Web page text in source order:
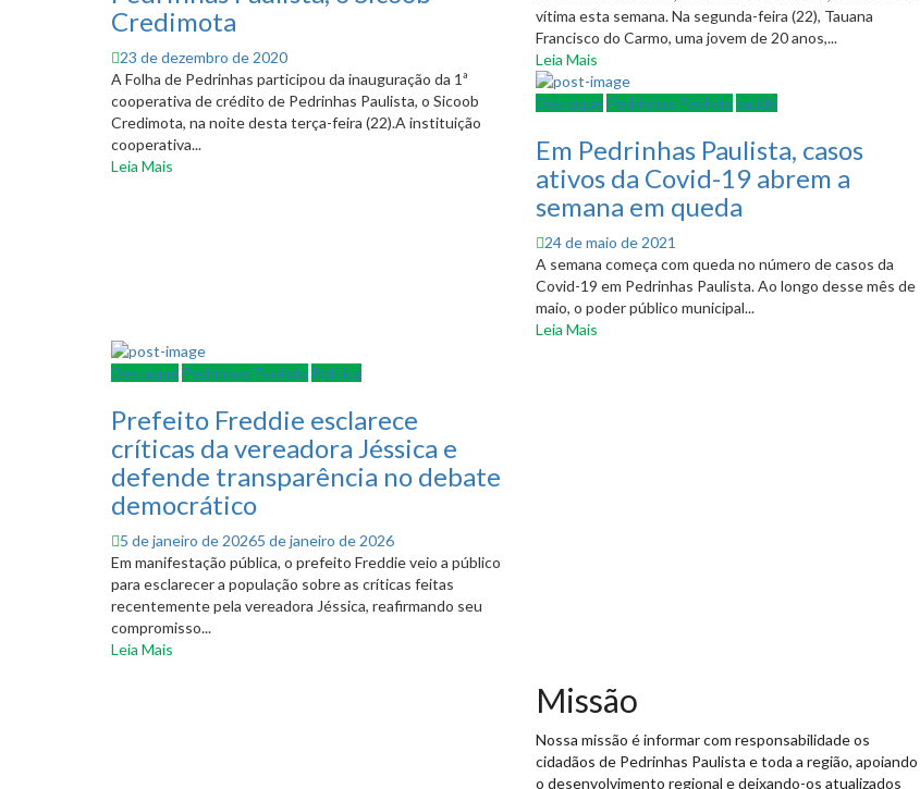
Credimota
Posted
on
23 de dezembro de 2020
A Folha de Pedrinhas participou da inauguração da 1ª
cooperativa de crédito de Pedrinhas Paulista, o Sicoob
Credimota, na noite desta terça-feira (22).A instituição
cooperativa...
Leia Mais
vítima esta semana. Na segunda-feira (22), Tauana
Francisco do Carmo, uma jovem de 20 anos,...
Leia Mais
Destaque Pedrinhas Paulista saúde
Em Pedrinhas Paulista, casos
ativos da Covid-19 abrem a
semana em queda
Posted
on
24 de maio de 2021
A semana começa com queda no número de casos da
Covid-19 em Pedrinhas Paulista. Ao longo desse mês de
maio, o poder público municipal...
Leia Mais
Destaque Pedrinhas Paulista Política
Prefeito Freddie esclarece
críticas da vereadora Jéssica e
defende transparência no debate
democrático
Posted
on
5 de janeiro de 20265 de janeiro de 2026
Em manifestação pública, o prefeito Freddie veio a público
para esclarecer a população sobre as críticas feitas
recentemente pela vereadora Jéssica, reafirmando seu
compromisso...
Leia Mais
Missão
Nossa missão é informar com responsabilidade os
cidadãos de Pedrinhas Paulista e toda a região, apoiando
o desenvolvimento regional e deixando-os atualizados